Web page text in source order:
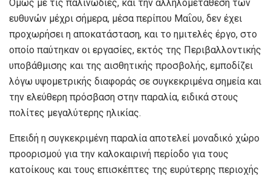
Όμως με τις παλινωδίες, και την αλληλομετάθεση των
ευθυνών μέχρι σήμερα, μέσα περίπου Μαΐου, δεν έχει
προχωρήσει η αποκατάσταση, και το ημιτελές έργο, στο
οποίο παύτηκαν οι εργασίες, εκτός της Περιβαλλοντικής
υποβάθμισης και της αισθητικής προσβολής, εμποδίζει
λόγω υψομετρικής διαφοράς σε συγκεκριμένα σημεία και
την ελεύθερη πρόσβαση στην παραλία, ειδικά στους
πολίτες μεγαλύτερης ηλικίας.
Επειδή η συγκεκριμένη παραλία αποτελεί μοναδικό χώρο
προορισμού για την καλοκαιρινή περίοδο για τους
κατοίκους και τους επισκέπτες της ευρύτερης περιοχής